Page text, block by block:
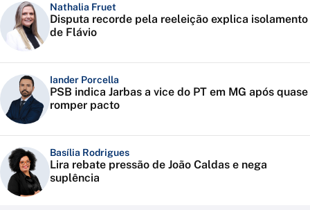
Nathalia Fruet
Disputa recorde pela reeleição explica isolamento
de Flávio
Iander Porcella
PSB indica Jarbas a vice do PT em MG após quase
romper pacto
Basília Rodrigues
Lira rebate pressão de João Caldas e nega
suplência